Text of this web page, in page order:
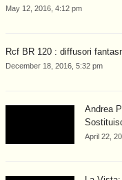
May 12, 2016, 4:12 pm
Rcf BR 120 : diffusori
December 18, 2016, 5:32 pm
Andrea
April 22,